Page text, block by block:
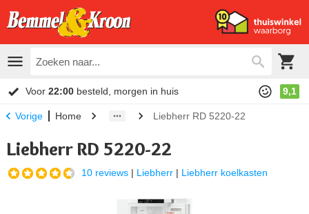
Voor 22:00 besteld, morgen in huis 9,1
Vorige Home Liebherr RD 5220-22
Liebherr RD 5220-22
10 reviews | Liebherr | Liebherr koelkasten